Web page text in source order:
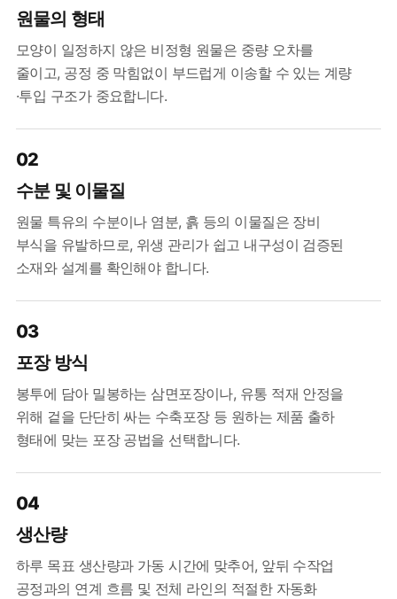
원물의 형태
모양이 일정하지 않은 비정형 원물은 중량 오차를
줄이고, 공정 중 막힘없이 부드럽게 이송할 수 있는 계량
·투입 구조가 중요합니다.
02
수분 및 이물질
원물 특유의 수분이나 염분, 흙 등의 이물질은 장비
부식을 유발하므로, 위생 관리가 쉽고 내구성이 검증된
소재와 설계를 확인해야 합니다.
03
포장 방식
봉투에 담아 밀봉하는 삼면포장이나, 유통 적재 안정을
위해 겉을 단단히 싸는 수축포장 등 원하는 제품 출하
형태에 맞는 포장 공법을 선택합니다.
04
생산량
하루 목표 생산량과 가동 시간에 맞추어, 앞뒤 수작업
공정과의 연계 흐름 및 전체 라인의 적절한 자동화